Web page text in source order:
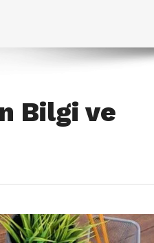
Bilgi ve